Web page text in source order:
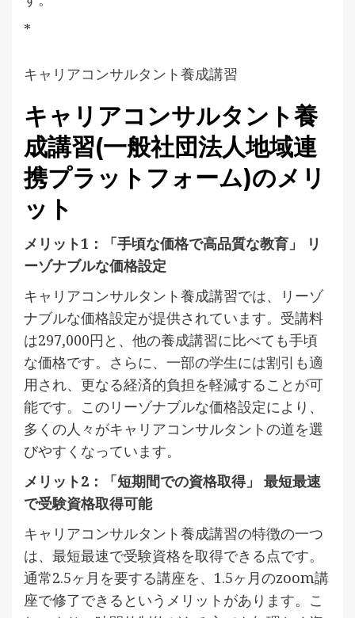
*
キャリアコンサルタント養成講習
キャリアコンサルタント養
成講習(一般社団法人地域連
携プラットフォーム)のメリ
ット
メリット1：「手頃な価格で高品質な教育」 リ
ーゾナブルな価格設定
キャリアコンサルタント養成講習では、リーゾ
ナブルな価格設定が提供されています。受講料
は297,000円と、他の養成講習に比べても手頃
な価格です。さらに、一部の学生には割引も適
用され、更なる経済的負担を軽減することが可
能です。このリーゾナブルな価格設定により、
多くの人々がキャリアコンサルタントの道を選
びやすくなっています。
メリット2：「短期間での資格取得」 最短最速
で受験資格取得可能
キャリアコンサルタント養成講習の特徴の一つ
は、最短最速で受験資格を取得できる点です。
通常2.5ヶ月を要する講座を、1.5ヶ月のzoom講
座で修了できるというメリットがあります。こ